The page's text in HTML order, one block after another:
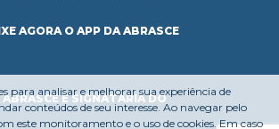
AGORA O APP DA ABRASCE
ABRASCE É SIGNATÁRIA DO
para analisar e melhorar sua experiência de
conteúdos de seu interesse. Ao navegar pelo
este monitoramento e o uso de cookies. Em caso